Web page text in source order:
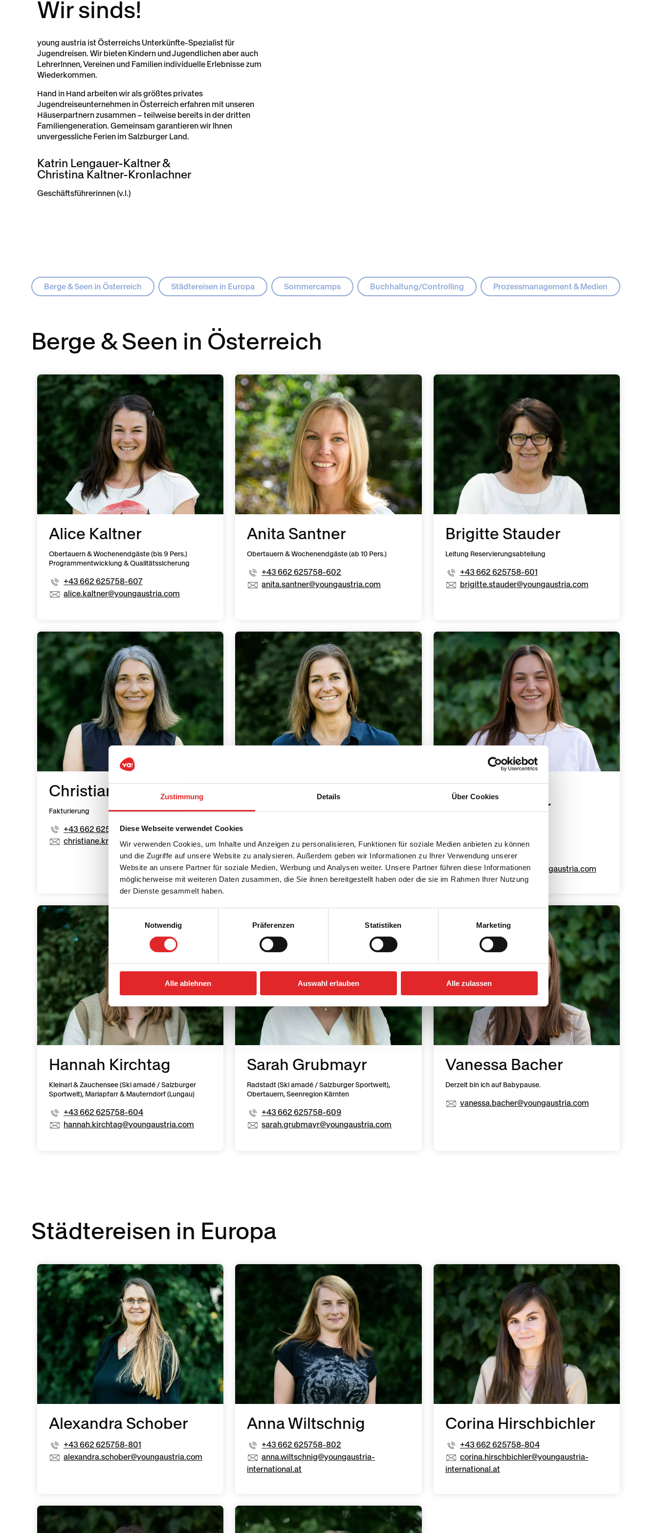
Zustimmung Details Über Cookies
Diese Webseite verwendet Cookies
Wir verwenden Cookies, um Inhalte und Anzeigen zu personalisieren, Funktionen für soziale Medien anbieten zu können
und die Zugriffe auf unsere Website zu analysieren. Außerdem geben wir Informationen zu Ihrer Verwendung unserer
Website an unsere Partner für soziale Medien, Werbung und Analysen weiter. Unsere Partner führen diese Informationen
möglicherweise mit weiteren Daten zusammen, die Sie ihnen bereitgestellt haben oder die sie im Rahmen Ihrer Nutzung
der Dienste gesammelt haben.
Einwilligungsauswahl
Notwendig
Präferenzen Statistiken Marketing
Alle ablehnen Auswahl erlauben Alle zulassen
Wir sinds!
young austria ist Österreichs Unterkünfte-Spezialist für
Jugendreisen. Wir bieten Kindern und Jugendlichen aber auch
LehrerInnen, Vereinen und Familien individuelle Erlebnisse zum
Wiederkommen.
Hand in Hand arbeiten wir als größtes privates
Jugendreiseunternehmen in Österreich erfahren mit unseren
Häuserpartnern zusammen – teilweise bereits in der dritten
Familiengeneration. Gemeinsam garantieren wir Ihnen
unvergessliche Ferien im Salzburger Land.
Katrin Lengauer-Kaltner &
Christina Kaltner-Kronlachner
Geschäftsführerinnen (v.l.)
Berge & Seen in Österreich Städtereisen in Europa Sommercamps Buchhaltung/Controlling Prozessmanagement & Medien
Berge & Seen in Österreich
Alice Kaltner
Obertauern & Wochenendgäste (bis 9 Pers.)
Programmentwicklung & Qualitätssicherung
+43 662 625758-607
alice.kaltner@youngaustria.com
Anita Santner
Obertauern & Wochenendgäste (ab 10 Pers.)
+43 662 625758-602
anita.santner@youngaustria.com
Brigitte Stauder
Leitung Reservierungsabteilung
+43 662 625758-601
brigitte.stauder@youngaustria.com
Christiane Kreft
Fakturierung
+43 662 625758-603
christiane.kreft@youngaustria.com
Doris Leobacher
Eben im Pongau (Ski amadé / Salzburger
doris.leobacher@youngaustria.com
Hannah
Kaltenbrunner
+43 662 625758-608
hannah.kaltenbrunner@youngaustria.com
Hannah Kirchtag
Kleinarl & Zauchensee (Ski amadé / Salzburger
Sportwelt), Mariapfarr & Mauterndorf (Lungau)
+43 662 625758-604
hannah.kirchtag@youngaustria.com
Sarah Grubmayr
Radstadt (Ski amadé / Salzburger Sportwelt),
Obertauern, Seenregion Kärnten
+43 662 625758-609
sarah.grubmayr@youngaustria.com
Vanessa Bacher
Derzeit bin ich auf Babypause.
vanessa.bacher@youngaustria.com
Städtereisen in Europa
Alexandra Schober
+43 662 625758-801
alexandra.schober@youngaustria.com
Anna Wiltschnig
+43 662 625758-802
anna.wiltschnig@youngaustria-
international.at
Corina Hirschbichler
+43 662 625758-804
corina.hirschbichler@youngaustria-
international.at